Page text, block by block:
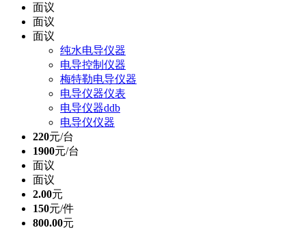
面议
面议
面议
纯水电导仪器
电导控制仪器
梅特勒电导仪器
电导仪器仪表
电导仪器ddb
电导仪仪器
220元/台
1900元/台
面议
面议
2.00元
150元/件
800.00元